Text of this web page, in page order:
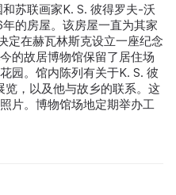
苏联画家K. S. 彼得罗夫-沃
的房屋。该房屋一直为其家
定在赫瓦林斯克设立一座纪念
的故居博物馆保留了居住场
园。馆内陈列有关于K. S. 彼
，以及他与故乡的联系。这
片。博物馆场地定期举办工